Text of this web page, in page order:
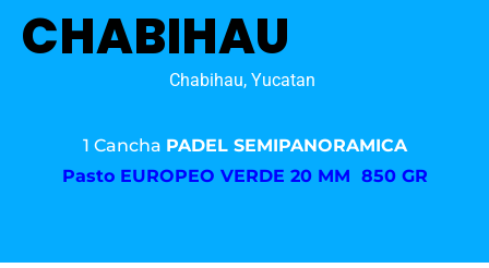
CHABIHAU
Chabihau, Yucatan
1 Cancha PADEL SEMIPANORAMICA
Pasto EUROPEO VERDE 20 MM 850 GR